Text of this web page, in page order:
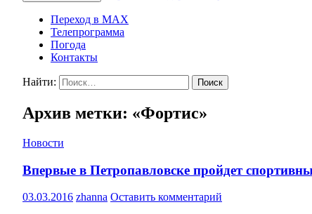
Переход в MAX
Телепрограмма
Погода
Контакты
Найти:
Архив метки: «Фортис»
Новости
Впервые в Петропавловске пройдет
03.03.2016 zhanna Оставить комментарий